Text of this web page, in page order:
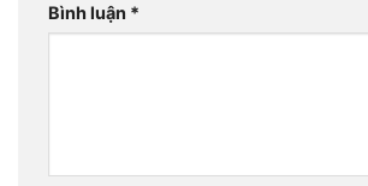
Bình luận *